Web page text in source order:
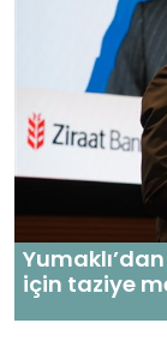
için taziye